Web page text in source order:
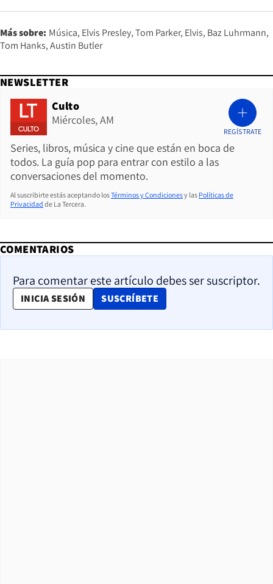
Más sobre: Música Elvis Presley Tom Parker Elvis Baz Luhrmann
Tom Hanks Austin Butler
NEWSLETTER
Culto
Miércoles, AM
Series, libros, música y cine que están en boca de
todos. La guía pop para entrar con estilo a las
conversaciones del momento.
REGÍSTRATE
Al suscribirte estás aceptando losTérminos y Condicionesy las Políticas de
Privacidad de La Tercera.
COMENTARIOS
Para comentar este artículo debes ser suscriptor.
INICIA SESIÓN SUSCRÍBETE
OPENS IN NEW WINDOW